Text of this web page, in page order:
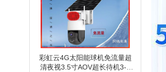
彩虹云4G太阳能球机免流量超
清夜视3.5寸AOV超长待机3-5